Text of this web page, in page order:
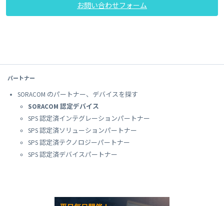
お問い合わせフォーム
パートナー
SORACOM のパートナー、デバイスを探す
SORACOM 認定デバイス
SPS 認定済インテグレーションパートナー
SPS 認定済ソリューションパートナー
SPS 認定済テクノロジーパートナー
SPS 認定済デバイスパートナー